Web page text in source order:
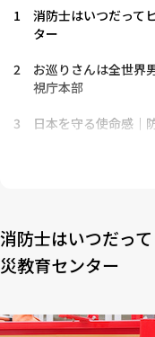
1
消防士はいつだって
ター
2
お巡りさんは全世界
視庁本部
3
日本を守る使命感｜
政治家になりたかっ
6
あなたは原告それと
7
国家秘密が分かって
8
お殿様ってどんな気
消防士はいつだっ
災教育センター